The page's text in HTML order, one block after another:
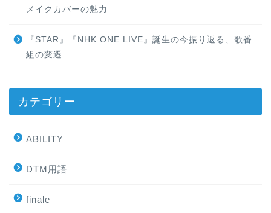
メイクカバーの魅力
『STAR』『NHK ONE LIVE』誕生の今振り返る、歌番
組の変遷
カテゴリー
ABILITY
DTM用語
finale